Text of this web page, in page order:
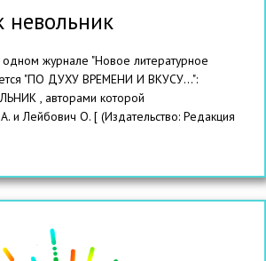
невольник
одном журнале "Новое литературное
"ПО ДУХУ ВРЕМЕНИ И ВКУСУ...":
, авторами которой
и Лейбович О. [ (Издательство: Редакция